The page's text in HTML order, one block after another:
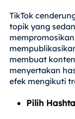
TikTok
topik yang
membuat
menyertakan
efek mengikuti
Pilih